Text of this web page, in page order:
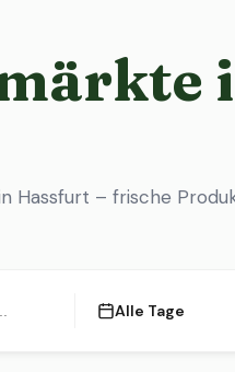
Hassfurt – frische
Alle Tage